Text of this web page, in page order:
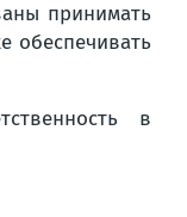
принимать
обеспечивать
в